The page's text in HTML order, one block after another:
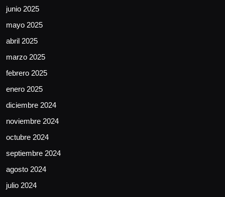
junio 2025
mayo 2025
abril 2025
marzo 2025
febrero 2025
enero 2025
diciembre 2024
noviembre 2024
octubre 2024
septiembre 2024
agosto 2024
julio 2024